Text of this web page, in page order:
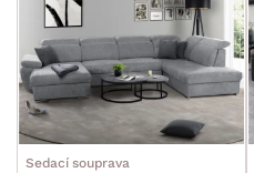
Sedací souprava